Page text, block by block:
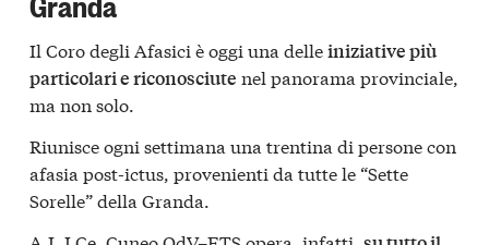
Il Coro degli Afasici è oggi una delleiniziative più
particolari e riconosciute nel panorama provinciale,
ma non solo.
Riunisce ogni settimana una trentina di persone con
afasia post-ictus, provenienti da tutte le “Sette
Sorelle” della Granda.